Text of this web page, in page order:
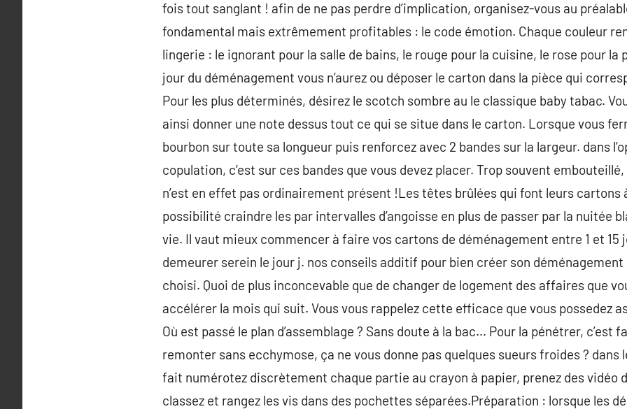
fois tout sanglant ! afin de ne pas perdre d’implication, organisez-vous au
fondamental mais extrêmement profitables : le code émotion. Chaque couleur
lingerie : le ignorant pour la salle de bains, le rouge pour la cuisine, le rose pour
jour du déménagement vous n’aurez ou déposer le carton dans la pièce qui
Pour les plus déterminés, désirez le scotch sombre au le classique baby tabac.
ainsi donner une note dessus tout ce qui se situe dans le carton. Lorsque vous
bourbon sur toute sa longueur puis renforcez avec 2 bandes sur la largeur. dans
copulation, c’est sur ces bandes que vous devez placer. Trop souvent
n’est en effet pas ordinairement présent !Les têtes brûlées qui font leurs cartons
possibilité craindre les par intervalles d’angoisse en plus de passer par la nuitée
vie. Il vaut mieux commencer à faire vos cartons de déménagement entre 1 et 15
demeurer serein le jour j. nos conseils additif pour bien créer son
choisi. Quoi de plus inconcevable que de changer de logement des affaires que
accélérer la mois qui suit. Vous vous rappelez cette efficace que vous possedez
Où est passé le plan d’assemblage ? Sans doute à la bac… Pour la pénétrer, c’est
remonter sans ecchymose, ça ne vous donne pas quelques sueurs froides ? dans
fait numérotez discrètement chaque partie au crayon à papier, prenez des vidéo
classez et rangez les vis dans des pochettes séparées.Préparation : lorsque les